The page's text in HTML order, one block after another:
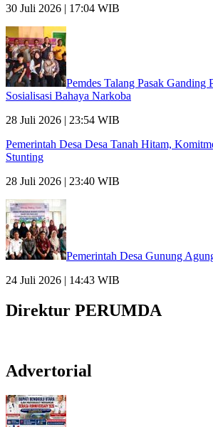
30 Juli 2026 | 17:04 WIB
Pemdes Talang Pasak Ganding
Sosialisasi Bahaya Narkoba
28 Juli 2026 | 23:54 WIB
Pemerintah Desa Desa Tanah Hitam,
Stunting
28 Juli 2026 | 23:40 WIB
Pemerintah Desa Gunung
24 Juli 2026 | 14:43 WIB
Direktur PERUMDA
Advertorial